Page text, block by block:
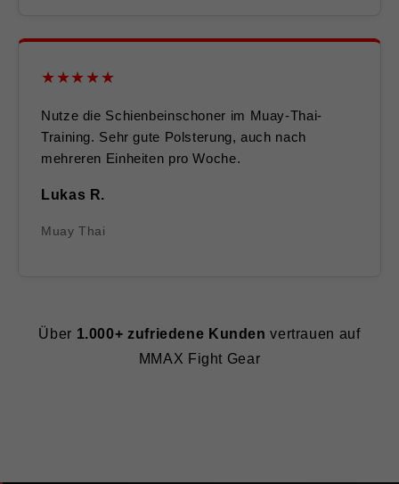
★★★★★
Nutze die Schienbeinschoner im Muay-Thai-
Training. Sehr gute Polsterung, auch nach
mehreren Einheiten pro Woche.
Lukas R.
Muay Thai
Über 1.000+ zufriedene Kunden vertrauen auf
MMAX Fight Gear